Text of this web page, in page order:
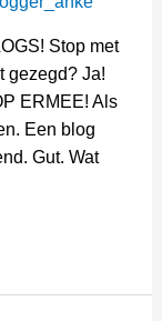
Stop met
gezegd? Ja!
ERMEE! Als
Een blog
Gut. Wat